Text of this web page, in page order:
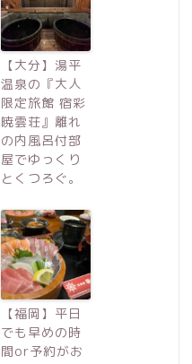
【大分】湯平
温泉の『大人
限定旅館 宿彩
暁雲荘』離れ
の内風呂付部
屋でゆっくり
とくつろぐ。
【福岡】平日
でも早めの時
間or予約がお